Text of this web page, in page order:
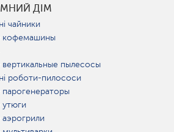
ДІМ
чайники
кофемашины
пылесосы
роботи-пилососи